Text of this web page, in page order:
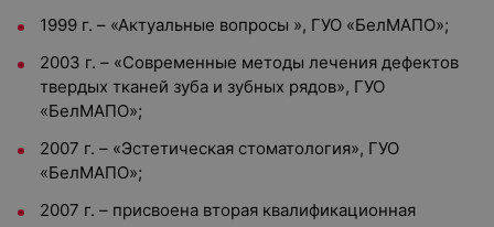
1999 г. – «Актуальные вопросы », ГУО «БелМАПО»;
2003 г. – «Современные методы лечения дефектов
твердых тканей зуба и зубных рядов», ГУО
«БелМАПО»;
2007 г. – «Эстетическая стоматология», ГУО
«БелМАПО»;
2007 г. – присвоена вторая квалификационная